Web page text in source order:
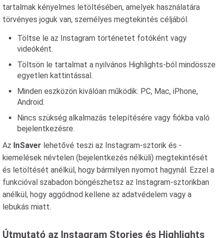
tartalmak kényelmes letöltésében, amelyek használatára
törvényes joguk van, személyes megtekintés céljából.
Töltse le az Instagram történetet fotóként vagy
videóként.
Töltsön le tartalmat a nyilvános Highlights-ból mindössze
egyetlen kattintással.
Minden eszközön kiválóan működik: PC, Mac, iPhone,
Android.
Nincs szükség alkalmazás telepítésére vagy fiókba való
bejelentkezésre.
Az InSaver lehetővé teszi az Instagram-sztorik és -
kiemelések névtelen (bejelentkezés nélküli) megtekintését
és letöltését anélkül, hogy bármilyen nyomot hagynál. Ezzel a
funkcióval szabadon böngészhetsz az Instagram-sztorikban
anélkül, hogy aggódnod kellene az adatvédelem vagy a
lebukás miatt.
Útmutató az Instagram Stories és Highlights